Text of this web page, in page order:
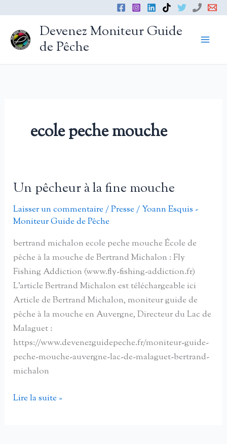
contenu
Devenez Moniteur Guide
de Pêche
ecole peche mouche
Un pêcheur à la fine mouche
Laisser un commentaire/Presse/Yoann Esquis -
Moniteur Guide de Pêche
bertrand michalon ecole peche mouche École de
pêche à la mouche de Bertrand Michalon : Fly
Fishing Addiction (www.fly-fishing-addiction.fr)
L’article Bertrand Michalon est téléchargeable ici
Article de Bertrand Michalon, moniteur guide de
pêche à la mouche en Auvergne, Directeur du Lac de
Malaguet :
https://www.devenezguidepeche.fr/moniteur-guide-
peche-mouche-auvergne-lac-de-malaguet-bertrand-
michalon
Un
Lire la suite »